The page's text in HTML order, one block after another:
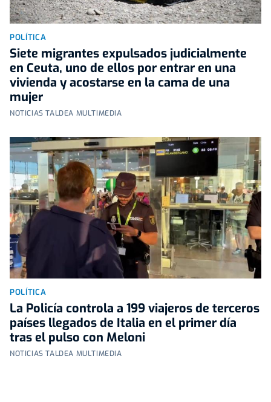
POLÍTICA
Siete migrantes expulsados judicialmente
en Ceuta, uno de ellos por entrar en una
vivienda y acostarse en la cama de una
mujer
NOTICIAS TALDEA MULTIMEDIA
POLÍTICA
La Policía controla a 199 viajeros de terceros
países llegados de Italia en el primer día
tras el pulso con Meloni
NOTICIAS TALDEA MULTIMEDIA